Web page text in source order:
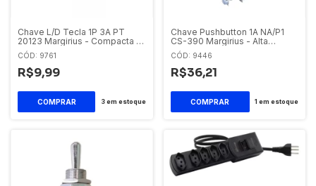
Chave L/D Tecla 1P 3A PT
20123 Margirius - Compacta e
Resistente
CÓD: 9761
R$9,99
3em estoque
Chave Pushbutton 1A NA/P1
CS-390 Margirius - Alta
Durabilidade
CÓD: 9446
R$36,21
1 em estoque